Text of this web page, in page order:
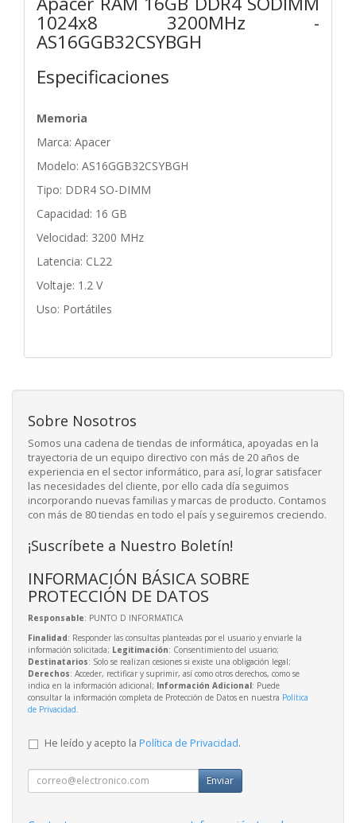
1024x8 3200MHz -
AS16GGB32CSYBGH
Especificaciones
Memoria
Marca: Apacer
Modelo: AS16GGB32CSYBGH
Tipo: DDR4 SO-DIMM
Capacidad: 16 GB
Velocidad: 3200 MHz
Latencia: CL22
Voltaje: 1.2 V
Uso: Portátiles
Sobre Nosotros
Somos una cadena de tiendas de informática, apoyadas en la
trayectoria de un equipo directivo con más de 20 años de
experiencia en el sector informático, para así, lograr satisfacer
las necesidades del cliente, por ello cada día seguimos
incorporando nuevas familias y marcas de producto. Contamos
con más de 80 tiendas en todo el país y seguiremos creciendo.
¡Suscríbete a Nuestro Boletín!
INFORMACIÓN BÁSICA SOBRE
PROTECCIÓN DE DATOS
Responsable: PUNTO D INFORMATICA
Finalidad: Responder las consultas planteadas por el usuario y enviarle la
información solicitada; Legitimación: Consentimiento del usuario;
Destinatarios: Solo se realizan cesiones si existe una obligación legal;
Derechos: Acceder, rectificar y suprimir, así como otros derechos, como se
indica en la información adicional; Información Adicional: Puede
consultar la información completa de Protección de Datos en nuestra Política
de Privacidad
He leído y acepto la Política de Privacidad.
Enviar